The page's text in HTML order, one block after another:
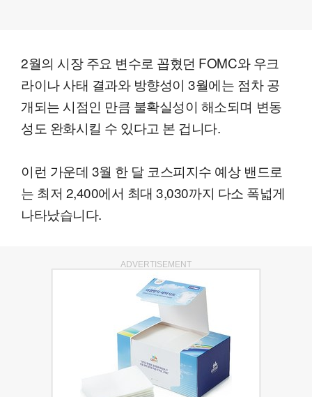
2월의 시장 주요 변수로 꼽혔던 FOMC와 우크
라이나 사태 결과와 방향성이 3월에는 점차 공
개되는 시점인 만큼 불확실성이 해소되며 변동
성도 완화시킬 수 있다고 본 겁니다.
이런 가운데 3월 한 달 코스피지수 예상 밴드로
는 최저 2,400에서 최대 3,030까지 다소 폭넓게
나타났습니다.
ADVERTISEMENT